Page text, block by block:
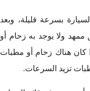
بسرعة قليلة، وبعد
ممهد ولا يوجد به زحام أو
كان هناك زحام أو مطبات
تزيد السرعات.